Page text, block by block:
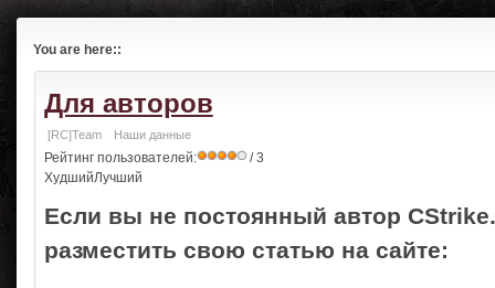
You are here::
Для авторов
[RC]Team Наши данные
Рейтинг пользователей:
/ 3
ХудшийЛучший
Если вы не постоянный автор
разместить свою статью на сайте: